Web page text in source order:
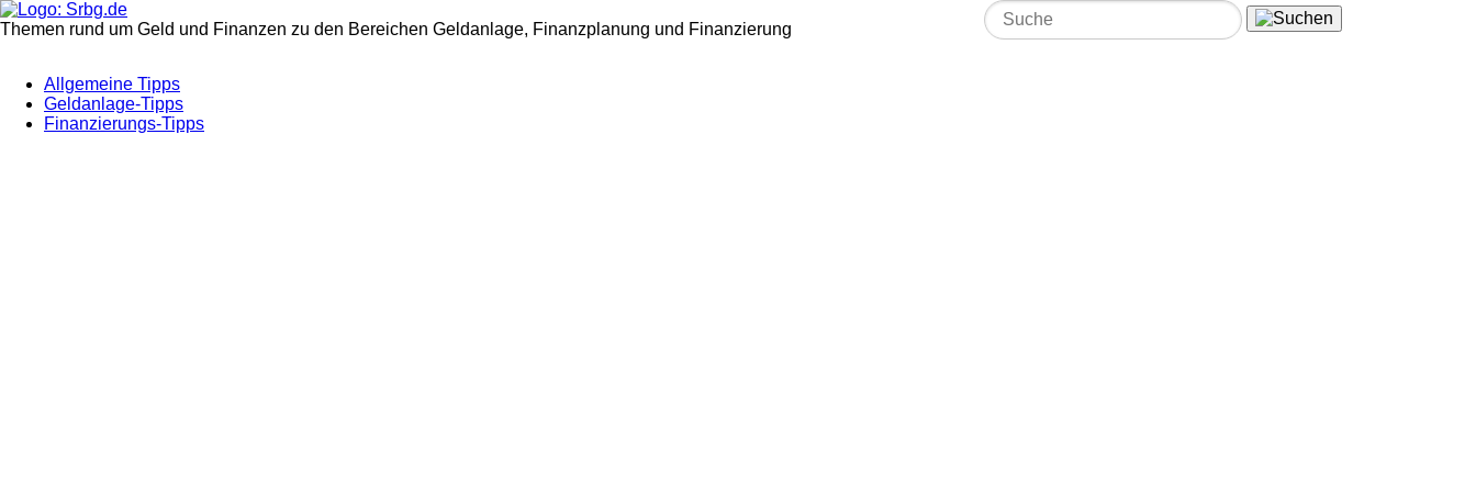
Themen rund um Geld und Finanzen zu den Bereichen Geldanlage, Finanzplanung und Finanzierung
Allgemeine Tipps
Geldanlage-Tipps
Finanzierungs-Tipps